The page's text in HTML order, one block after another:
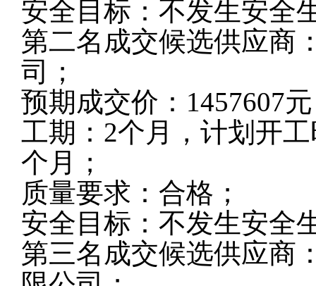
安全目标：不发生安全
第二名成交候选供应商
司
；
预期成交价： 1457607元
工期：2个月，计划开
个月；
质量要求：合格；
安全目标：不发生安全
第三名成交候选供应商